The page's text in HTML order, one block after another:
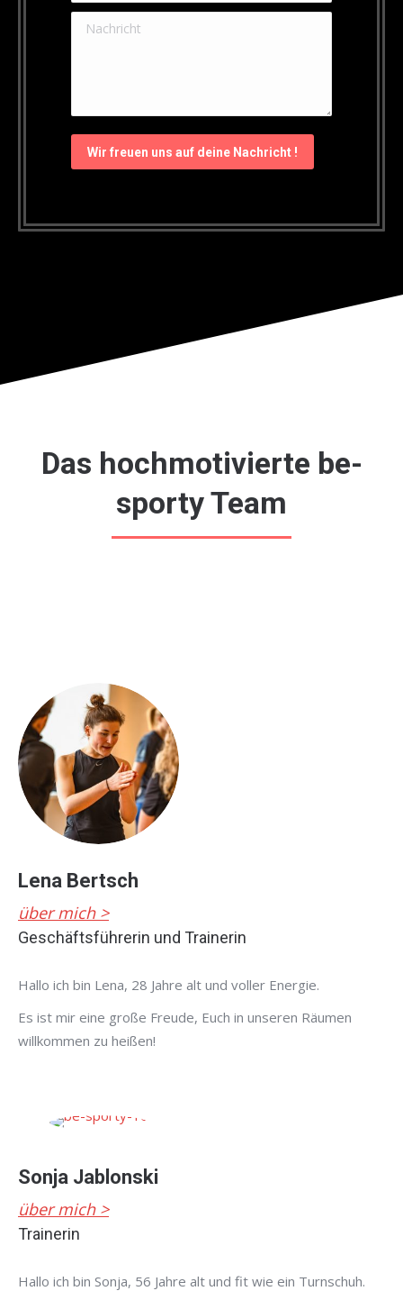
Nachricht
Wir freuen uns auf deine Nachricht !
Das hochmotivierte be-
sporty Team
Lena Bertsch
über mich >
Geschäftsführerin und Trainerin
Hallo ich bin Lena, 28 Jahre alt und voller Energie.
Es ist mir eine große Freude, Euch in unseren Räumen
willkommen zu heißen!
Sonja Jablonski
über mich >
Trainerin
Hallo ich bin Sonja, 56 Jahre alt und fit wie ein Turnschuh.